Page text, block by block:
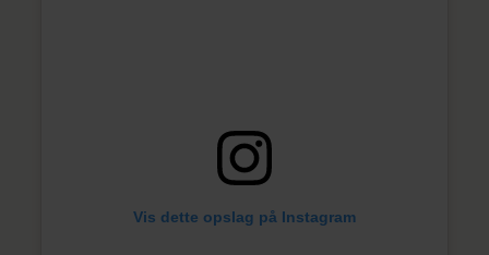
Vis dette opslag på Instagram